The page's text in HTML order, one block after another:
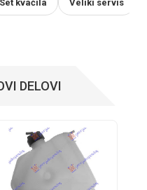
Set kvačila Veliki servis
DELOVI